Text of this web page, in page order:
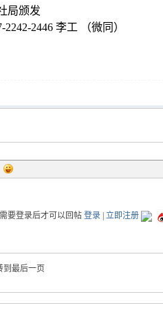
局颁发
2446 李工 （微同）
要登录后才可以回帖 登录| 立即注册
到最后一页